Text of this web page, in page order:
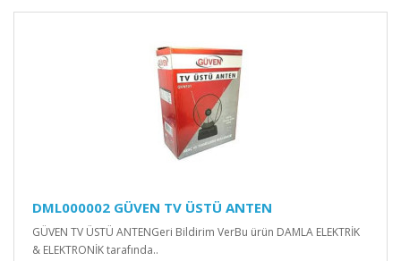
DML000002 GÜVEN TV ÜSTÜ ANTEN
GÜVEN TV ÜSTÜ ANTENGeri Bildirim VerBu ürün DAMLA ELEKTRİK
& ELEKTRONİK tarafında..